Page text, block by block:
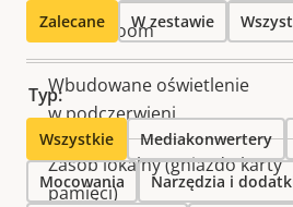
Zdalny zoom
Wbudowane oświetlenie
w podczerwieni
Zasób lokalny (gniazdo karty
pamięci)
Zalecane W zestawie
Typ:
Wszystkie Mediakonwertery
Mocowania Narzędzia i